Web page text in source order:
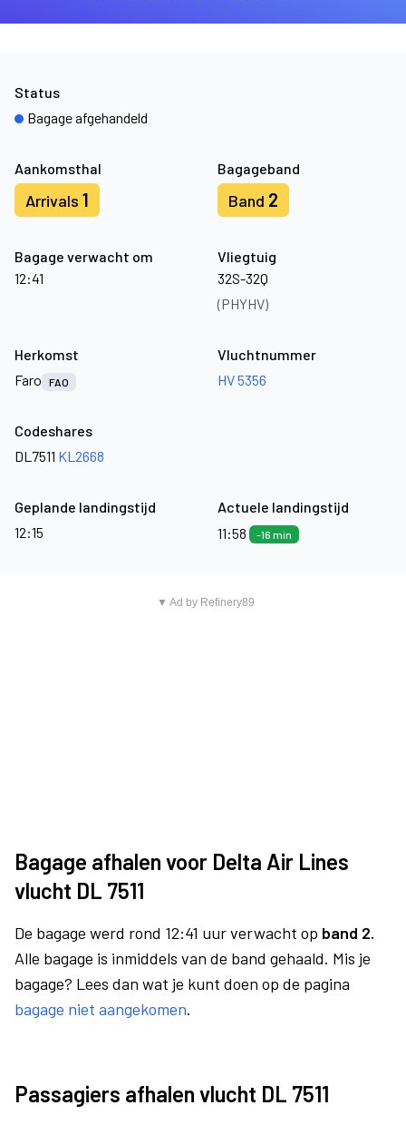
Aankomsthal
Arrivals 1
Bagageband
Band 2
Bagage verwacht om
12:41
Vliegtuig
32S-32Q
(PHYHV)
Status
Bagage afgehandeld
Herkomst
Faro
FAO
Vluchtnummer
HV 5356
Codeshares
DL7511 KL2668
Geplande landingstijd
12:15
Actuele landingstijd
11:58
-16 min
▼ Ad by Refinery89
Bagage afhalen voor Delta Air Lines
vlucht DL 7511
De bagage werd rond 12:41 uur verwacht op band 2.
Alle bagage is inmiddels van de band gehaald. Mis je
bagage? Lees dan wat je kunt doen op de pagina
bagage niet aangekomen.
Passagiers afhalen vlucht DL 7511